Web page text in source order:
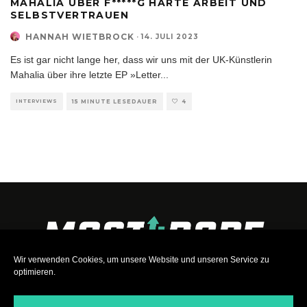
Wir verwenden Cookies, um unsere Website und unseren Service zu
optimieren.
MAHALIA ÜBER F*****G HARTE ARBEIT UND
SELBSTVERTRAUEN
HANNAH WIETBROCK · 14. JULI 2023
Es ist gar nicht lange her, dass wir uns mit der UK-Künstlerin
Mahalia über ihre letzte EP »Letter...
INTERVIEWS 15 MINUTE LESEDAUER 4